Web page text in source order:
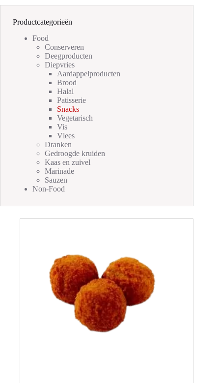
Productcategorieën
Food
Conserveren
Deegproducten
Diepvries
Aardappelproducten
Brood
Halal
Patisserie
Snacks
Vegetarisch
Vis
Vlees
Dranken
Gedroogde kruiden
Kaas en zuivel
Marinade
Sauzen
Non-Food